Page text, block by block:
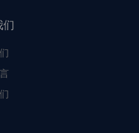
们